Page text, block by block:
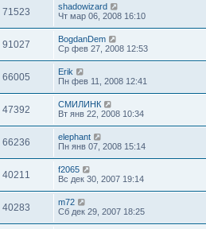
71523
shadowizard
Чт мар 06, 2008 16:10
91027
BogdanDem
Ср фев 27, 2008 12:53
66005
Erik
Пн фев 11, 2008 12:41
47392
СМИЛИНК
Вт янв 22, 2008 10:34
66236
elephant
Пн янв 07, 2008 15:14
40211
f2065
Вс дек 30, 2007 19:14
40283
m72
Сб дек 29, 2007 18:25